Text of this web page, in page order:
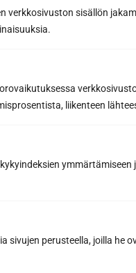
sisällön
liikenteen
ymmärtämiseen
perusteella, joilla he
220or email
for